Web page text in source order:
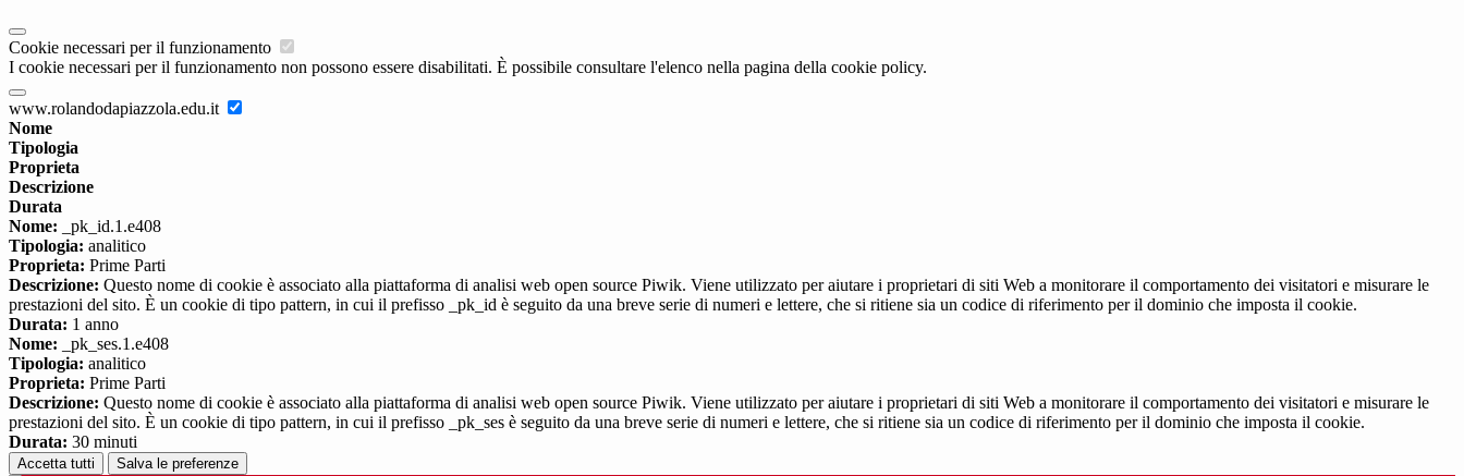
Cookie necessari per il funzionamento
I cookie necessari per il funzionamento non possono essere disabilitati. È possibile consultare l'elenco nella pagina della cookie policy.
www.rolandodapiazzola.edu.it
Nome
Tipologia
Proprieta
Descrizione
Durata
Nome: _pk_id.1.e408
Tipologia: analitico
Proprieta: Prime Parti
Descrizione: Questo nome di cookie è associato alla piattaforma di analisi web open source Piwik. Viene utilizzato per aiutare i proprietari di siti Web a monitorare il comportamento dei visitatori e misurare le
prestazioni del sito. È un cookie di tipo pattern, in cui il prefisso _pk_id è seguito da una breve serie di numeri e lettere, che si ritiene sia un codice di riferimento per il dominio che imposta il cookie.
Durata: 1 anno
Nome: _pk_ses.1.e408
Tipologia: analitico
Proprieta: Prime Parti
Descrizione: Questo nome di cookie è associato alla piattaforma di analisi web open source Piwik. Viene utilizzato per aiutare i proprietari di siti Web a monitorare il comportamento dei visitatori e misurare le
prestazioni del sito. È un cookie di tipo pattern, in cui il prefisso _pk_ses è seguito da una breve serie di numeri e lettere, che si ritiene sia un codice di riferimento per il dominio che imposta il cookie.
Durata: 30 minuti
Accetta tutti Salva le preferenze